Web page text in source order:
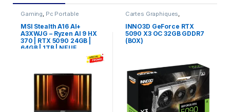
Gaming, Pc Portable
MSI Stealth A16 AI+
A3XWJG – Ryzen AI 9 HX
370 | RTX 5090 24GB |
64GB | 1TB | NEUF
Cartes Graphiques,
Composants Gaming
INNO3D GeForce RTX
5090 X3 OC 32GB GDDR7
(BOX)